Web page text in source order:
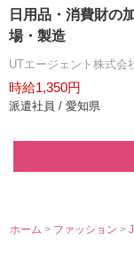
日用品・消費財の
場・製造
UTエージェント株式会
時給1,350円
派遣社員 / 愛知県
ホーム > ファッション>